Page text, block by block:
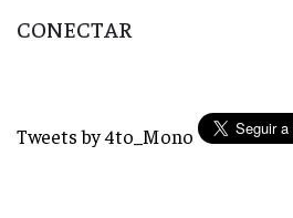
CONECTAR
Tweets by 4to_Mono